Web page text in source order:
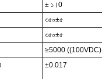
± ১।0
৩৫০±৫
৩৫০±৫
≥5000 ((100VDC)
±0.017